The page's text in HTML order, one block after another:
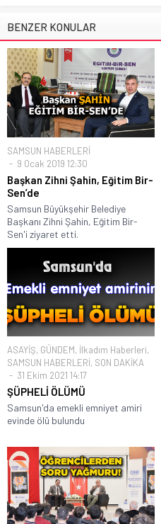
BENZER KONULAR
SAMSUN HABERLERİ
9 Ocak 2019 12:30
Başkan Zihni Şahin, Eğitim Bir-
Sen’de
Samsun Büyükşehir Belediye
Başkanı Zihni Şahin, Eğitim Bir-
Sen'i ziyaret etti.
ASAYİŞ, GÜNDEM, İlkadım Haberleri,
SAMSUN HABERLERİ, SON DAKİKA
31 Ekim 2021 14:17
ŞÜPHELİ ÖLÜMÜ
Samsun'da emekli emniyet amiri
evinde ölü bulundu